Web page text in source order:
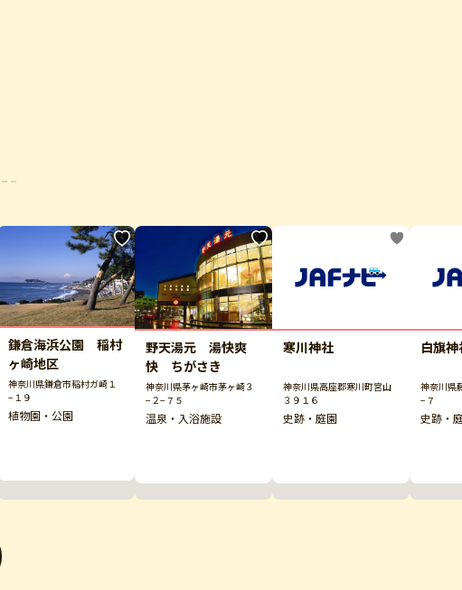
鎌倉海浜公園 稲村
ヶ崎地区
神奈川県鎌倉市稲村ガ崎１
−１９
植物園・公園
野天湯元 湯快爽
快 ちがさき
神奈川県茅ヶ崎市茅ヶ崎３
−２−７５
温泉・入浴施設
寒川神社
神奈川県高座郡寒川町宮山
３９１６
史跡・庭園
白旗神
神奈川県
−７
史跡・